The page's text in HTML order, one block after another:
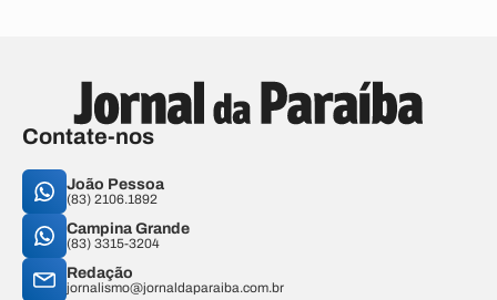
Contate-nos
João Pessoa
(83) 2106.1892
Campina Grande
(83) 3315-3204
Redação
jornalismo@jornaldaparaiba.com.br